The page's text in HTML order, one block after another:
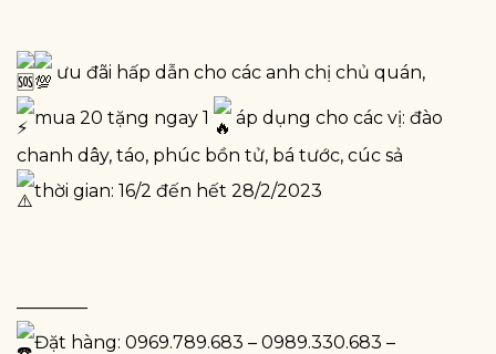
ưu đãi hấp dẫn cho các anh chị chủ quán,
mua 20 tặng ngay 1
áp dụng cho các vị: đào
chanh dây, táo, phúc bồn tử, bá tước, cúc sả
thời gian: 16/2 đến hết 28/2/2023
————
Đặt hàng: 0969.789.683 – 0989.330.683 –